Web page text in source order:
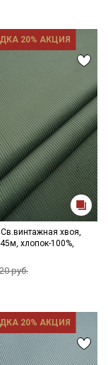
20% АКЦИЯ
хвоя,
хлопок-100%,
руб.
20% АКЦИЯ
на узкие